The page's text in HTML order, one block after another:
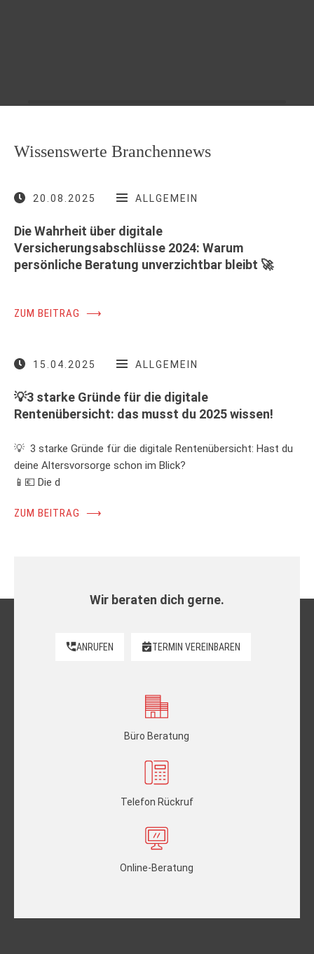
Wissenswerte Branchennews
20.08.2025 ALLGEMEIN
Die Wahrheit über digitale
Versicherungsabschlüsse 2024: Warum
persönliche Beratung unverzichtbar bleibt 🚀
ZUM BEITRAG ⟶
15.04.2025 ALLGEMEIN
💡3 starke Gründe für die digitale
Rentenübersicht: das musst du 2025 wissen!
💡 3 starke Gründe für die digitale Rentenübersicht: Hast du
deine Altersvorsorge schon im Blick?
📱💶 Die d
ZUM BEITRAG ⟶
Wir beraten dich gerne.
ANRUFEN TERMIN VEREINBAREN
Büro Beratung
Telefon Rückruf
Online-Beratung